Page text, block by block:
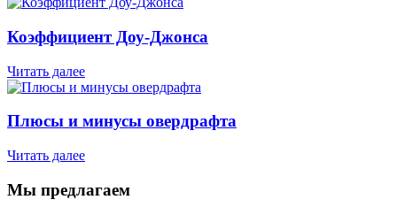
Коэффициент Доу-Джонса
Читать далее
Плюсы и минусы овердрафта
Читать далее
Мы предлагаем